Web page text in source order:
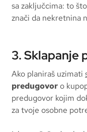
sa zaključcima: to
znači da nekretnina
3. Sklapanje
Ako planiraš uzimati
predugovor o
predugovor kojim
za tvoje osobne